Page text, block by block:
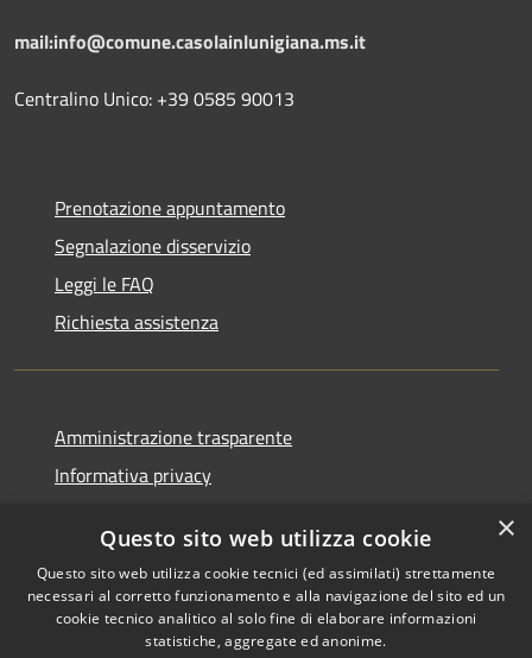
mail:info@comune.casolainlunigiana.ms.it
Centralino Unico: +39 0585 90013
Prenotazione appuntamento
Segnalazione disservizio
Leggi le FAQ
Richiesta assistenza
Amministrazione trasparente
Informativa privacy
Dichiarazione di accessibilità
×
Questo sito web utilizza cookie
Questo sito web utilizza cookie tecnici (ed assimilati) strettamente
necessari al corretto funzionamento e alla navigazione del sito ed un
cookie tecnico analitico al solo fine di elaborare informazioni
statistiche, aggregate ed anonime.